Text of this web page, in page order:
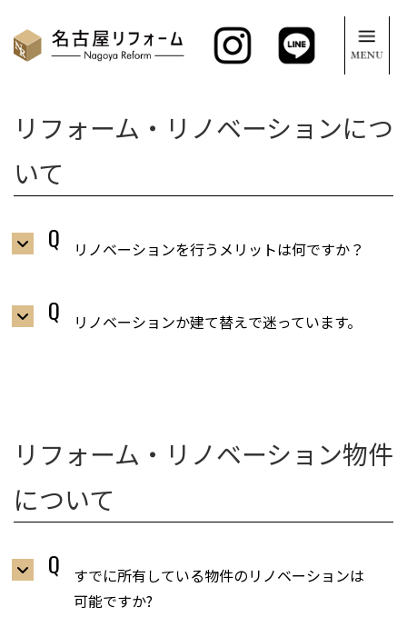
リフォーム・リノベーションにつ
いて
リノベーションを行うメリットは何ですか？
リノベーションか建て替えで迷っています。
リフォーム・リノベーション物件
について
すでに所有している物件のリノベーションは
可能ですか?